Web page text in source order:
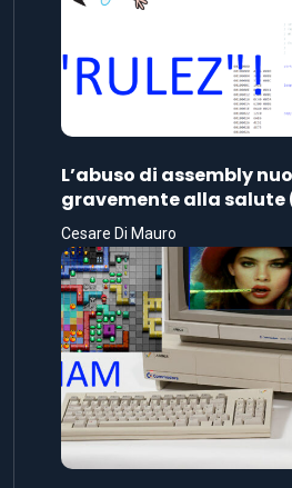
L’abuso di assembly
gravemente alla
Cesare Di Mauro